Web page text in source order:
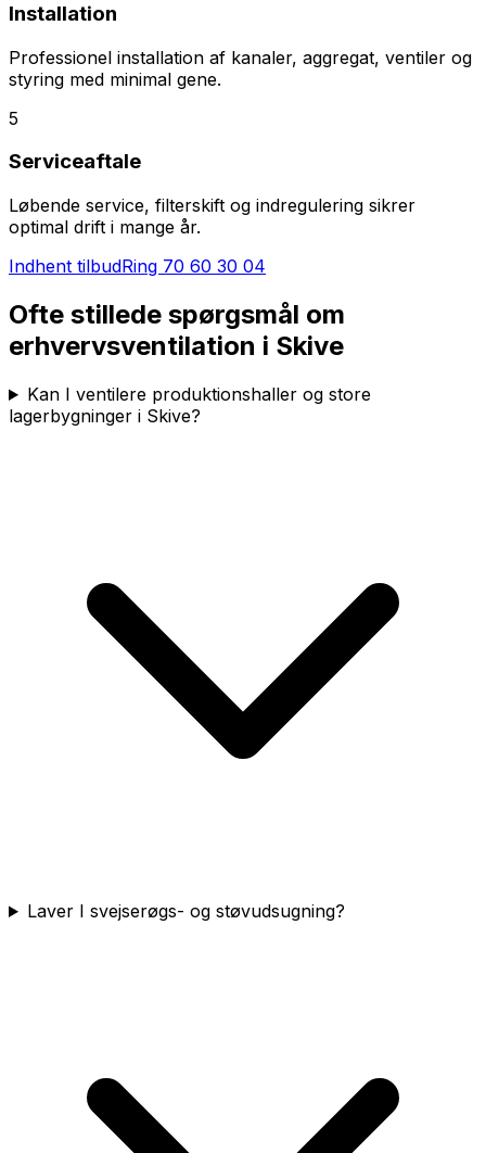
Installation
Professionel installation af kanaler, aggregat, ventiler og
styring med minimal gene.
5
Serviceaftale
Løbende service, filterskift og indregulering sikrer
optimal drift i mange år.
Indhent tilbudRing 70 60 30 04
Ofte stillede spørgsmål om
erhvervsventilation i Skive
Kan I ventilere produktionshaller og store
lagerbygninger i Skive?
Laver I svejserøgs- og støvudsugning?